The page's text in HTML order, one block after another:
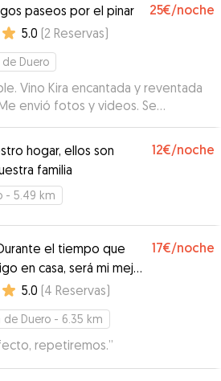
paseos por el pinar 25€/noche
5.0 (2 Reservas)
de Duero
Vino Kira encantada y reventada
envió fotos y videos. Se
un lugar maravilloso para que
los perrines. Sin lugar a dudas,
”
hogar, ellos son
familia
12€/noche
- 5.49 km
el tiempo que
en casa, será mi mejor
17€/noche
5.0 (4 Reservas)
de Duero - 6.35 km
repetiremos.”